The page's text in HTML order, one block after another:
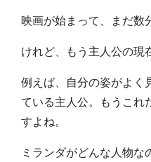
映画が始まって、まだ数
けれど、もう主人公の現
例えば、自分の姿がよく
ている主人公。もうこれ
すよね。
ミランダがどんな人物な